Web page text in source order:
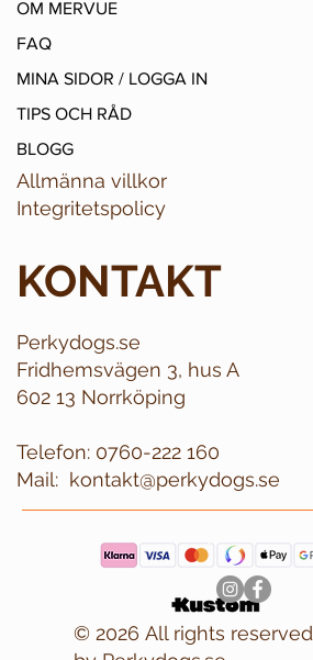
OM MERVUE
FAQ
MINA SIDOR / LOGGA IN
TIPS OCH RÅD
BLOGG
Allmänna villkor
Integritetspolicy
KONTAKT
Perkydogs.se
Fridhemsvägen 3, hus A
602 13 Norrköping
Telefon: 0760-222 160
kontakt@perkydogs.se
Mail:
© 2026 All rights reserved